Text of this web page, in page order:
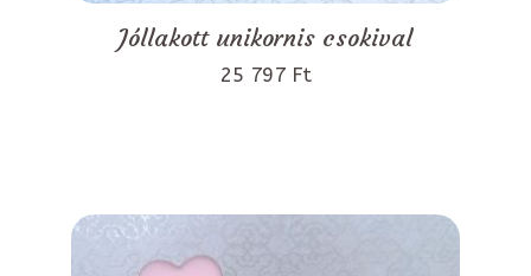
Jóllakott unikornis csokival
25 797 Ft